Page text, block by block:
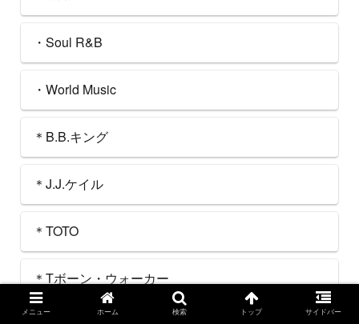
・Soul R&B
・World Music
＊B.B.キング
＊J.J.ケイル
＊TOTO
＊Tボーン・ウォーカー
メニュー ホーム 検索 トップ サイドバー